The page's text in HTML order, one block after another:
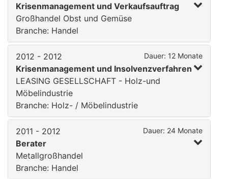
Krisenmanagement und Verkaufsauftrag
Großhandel Obst und Gemüse
Branche: Handel
2012 - 2012 Dauer: 12 Monate
Krisenmanagement und Insolvenzverfahren
LEASING GESELLSCHAFT - Holz-und
Möbelindustrie
Branche: Holz- / Möbelindustrie
2011 - 2012 Dauer: 24 Monate
Berater
Metallgroßhandel
Branche: Handel